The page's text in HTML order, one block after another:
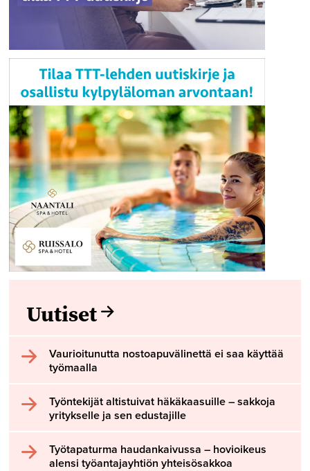
Uutiset
Vaurioitunutta nostoapuvälinettä ei saa käyttää
työmaalla
Työntekijät altistuivat häkäkaasuille – sakkoja
yritykselle ja sen edustajille
Työtapaturma haudankaivussa – hovioikeus
alensi työantajayhtiön yhteisösakkoa